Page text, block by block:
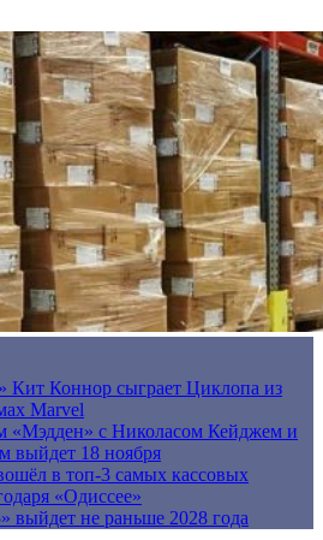
Кит Коннор сыграет Циклопа из
Marvel
«Мэдден» с Николасом Кейджем и
выйдет 18 ноября
в топ-3 самых кассовых
«Одиссее»
выйдет не раньше 2028 года